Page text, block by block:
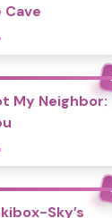
Cave
My Neighbor:
Sky’s